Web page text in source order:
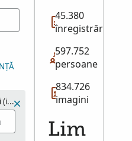
45.380
înregistrări
597.752
persoane
834.726
imagini
Lim